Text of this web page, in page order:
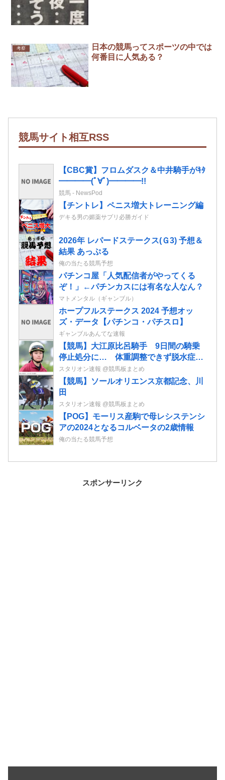
考察
日本の競馬ってスポーツの中では
何番目に人気ある？
競馬サイト相互RSS
【CBC賞】フロムダスク＆中井騎手がｷﾀ
━━━━(ﾟ∀ﾟ)━━━━!!
競馬 - NewsPod
【チントレ】ペニス増大トレーニング編
デキる男の媚薬サプリ必勝ガイド
2026年 レパードステークス(Ｇ3) 予想＆
結果 あっぷる
俺の当たる競馬予想
パチンコ屋「人気配信者がやってくる
ぞ！」←パチンカスには有名な人なん？
マトメンタル（ギャンブル）
ホープフルステークス 2024 予想オッ
ズ・データ【パチンコ・パチスロ】
ギャンブルあんてな速報
【競馬】大江原比呂騎手 9日間の騎乗
停止処分に… 体重調整できず脱水症
JRAが発表
スタリオン速報 @競馬板まとめ
【競馬】ソールオリエンス京都記念、川
田
スタリオン速報 @競馬板まとめ
【POG】モーリス産駒で母レシステンシ
アの2024となるコルベータの2歳情報
俺の当たる競馬予想
スポンサーリンク